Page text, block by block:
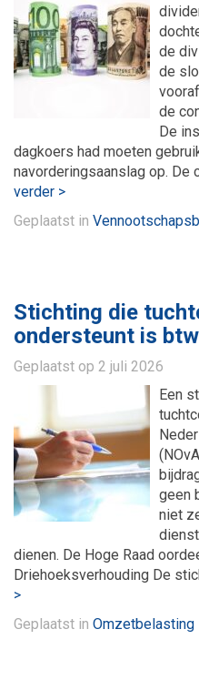
de
de
de
De
dagkoers had moeten
navorderingsaanslag op. De
verder >
Geplaatst in
Stichting die
ondersteunt is
Geplaatst op 2 juli 2026
Een
geen
niet
dienen. De Hoge Raad
Driehoeksverhouding De
>
Geplaatst in Omzetbelasting